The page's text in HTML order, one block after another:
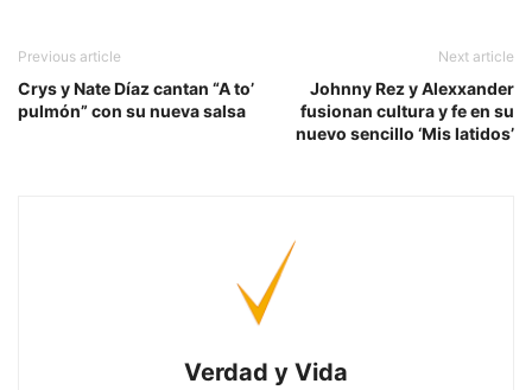
Previous article
Crys y Nate Díaz cantan “A to’
pulmón” con su nueva salsa
Next article
Johnny Rez y Alexxander
fusionan cultura y fe en su
nuevo sencillo ‘Mis latidos’
Verdad y Vida